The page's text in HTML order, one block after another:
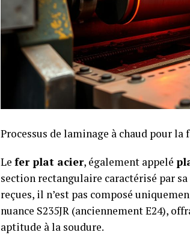
Processus de laminage à chaud pour
Le fer plat acier, également appelé
section rectangulaire caractérisé par
reçues, il n’est pas composé
nuance S235JR (anciennement E24),
aptitude à la soudure.